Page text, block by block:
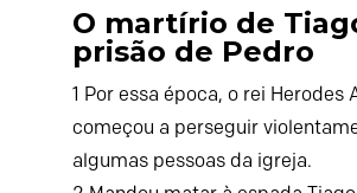
O martírio de
prisão de Pedro
1 Por essa época, o rei Herodes
começou a perseguir
algumas pessoas da igreja.